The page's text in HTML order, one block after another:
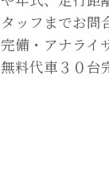
ッフまでお
備・アナラ
料代車３０